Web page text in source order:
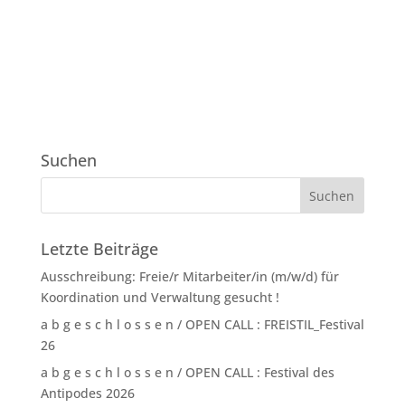
Suchen
Letzte Beiträge
Ausschreibung: Freie/r Mitarbeiter/in (m/w/d) für
Koordination und Verwaltung gesucht !
a b g e s c h l o s s e n / OPEN CALL : FREISTIL_Festival
26
a b g e s c h l o s s e n / OPEN CALL : Festival des
Antipodes 2026